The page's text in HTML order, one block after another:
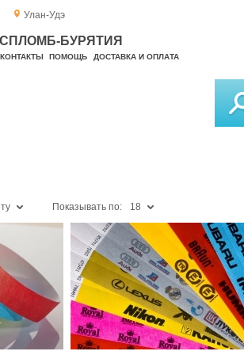
Улан-Удэ
БУРЯТИЯ
КОНТАКТЫ ПОМОЩЬ ДОСТАВКА И ОПЛАТА
Показывать по: 18